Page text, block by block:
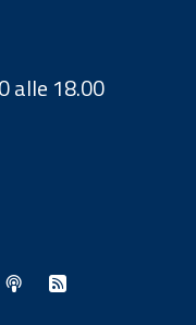
alle 18.00
in nuova finestra
in nuova finestra
- Apertura in
esterno - Apertura in
Sito esterno -
- Sito esterno -
Spreaker - Sito
Feed RSS -